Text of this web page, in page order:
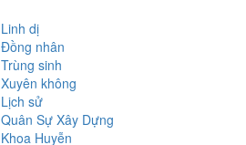
Linh dị
Đồng nhân
Trùng sinh
Xuyên không
Lịch sử
Quân Sự Xây Dựng
Khoa Huyễn